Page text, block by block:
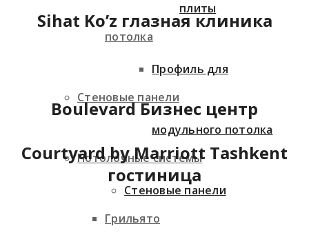
потолка
Стеновые панели
Потолочные системы
Грильято
плиты
Профиль для
модульного потолка
Стеновые панели
Sihat Ko’z глазная клиника
Boulevard Бизнес центр
Courtyard by Marriott Tashkent
гостиница